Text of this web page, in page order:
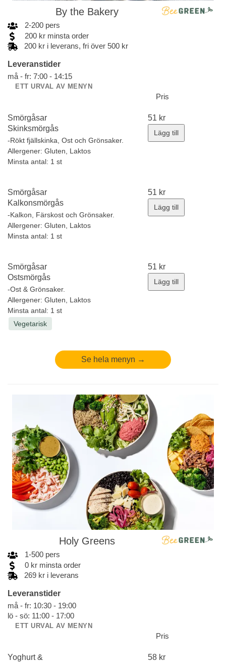
By the Bakery
2-200 pers
200 kr minsta order
200 kr i leverans, fri över 500 kr
Leveranstider
må - fr: 7:00 - 14:15
ETT URVAL AV MENYN
Pris
Smörgåsar
Skinksmörgås
-Rökt fjällskinka, Ost och Grönsaker.
Allergener: Gluten, Laktos
Minsta antal: 1 st
51 kr
Lägg till
Smörgåsar
Kalkonsmörgås
-Kalkon, Färskost och Grönsaker.
Allergener: Gluten, Laktos
Minsta antal: 1 st
51 kr
Lägg till
Smörgåsar
Ostsmörgås
-Ost & Grönsaker.
Allergener: Gluten, Laktos
Minsta antal: 1 st
Vegetarisk
51 kr
Lägg till
Se hela menyn →
Holy Greens
1-500 pers
0 kr minsta order
269 kr i leverans
Leveranstider
må - fr: 10:30 - 19:00
lö - sö: 11:00 - 17:00
ETT URVAL AV MENYN
Pris
Yoghurt &
58 kr